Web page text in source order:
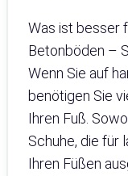
Was ist besser
Betonböden –
Wenn Sie auf
benötigen Sie
Ihren Fuß.
Schuhe, die für
Ihren Füßen